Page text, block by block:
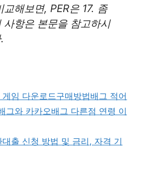
교해보면, PER은 17. 좀
사항은 본문을 참고하시
임 다운로드구매방법배그 적어
그와 카카오배그 다른점 연령 이
출 신청 방법 및 금리, 자격 기